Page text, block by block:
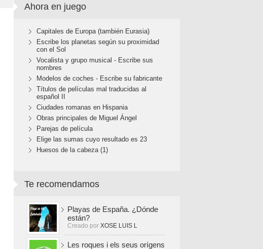
Ahora en juego
Capitales de Europa (también Eurasia)
Escribe los planetas según su proximidad
con el Sol
Vocalista y grupo musical - Escribe sus
nombres
Modelos de coches - Escribe su fabricante
Títulos de películas mal traducidas al
español II
Ciudades romanas en Hispania
Obras principales de Miguel Ángel
Parejas de película
Elige las sumas cuyo resultado es 23
Huesos de la cabeza (1)
Te recomendamos
Playas de España. ¿Dónde
están?
Creado por XOSE LUIS L
Les roques i els seus orígens